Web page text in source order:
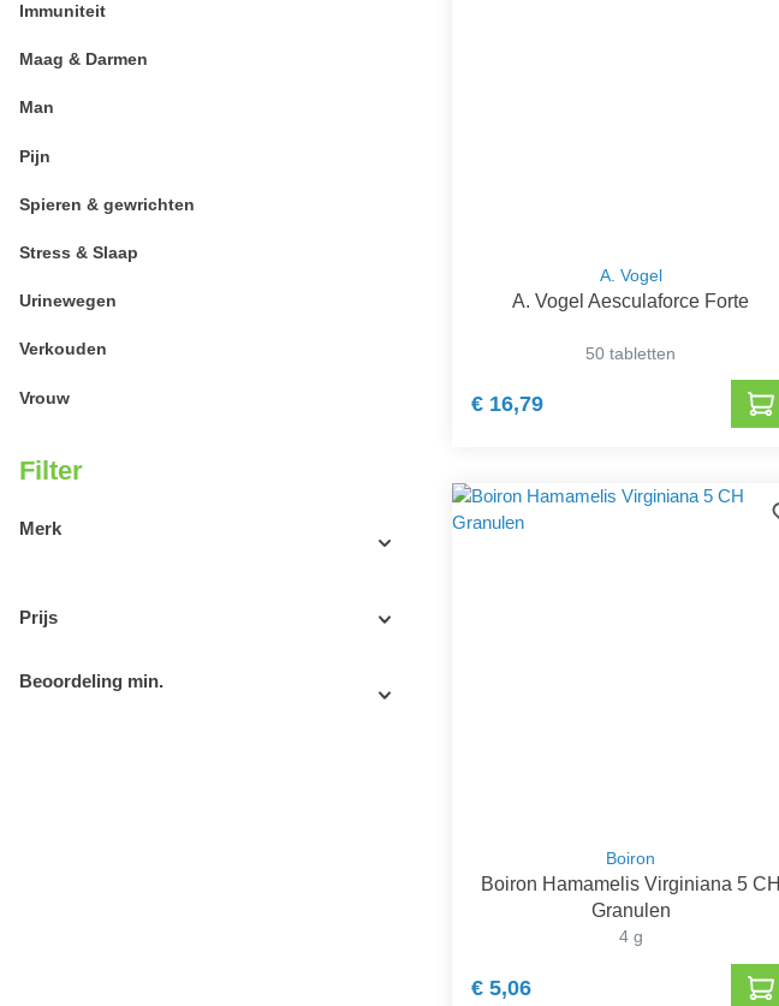
Immuniteit
Maag & Darmen
Man
Pijn
Spieren & gewrichten
Stress & Slaap
Urinewegen
Verkouden
Vrouw
Filter
Merk
Prijs
Beoordeling min.
A. Vogel
A. Vogel Aesculaforce Forte
50 tabletten
€ 16,79
Boiron
Boiron Hamamelis Virginiana 5 CH
Granulen
4 g
€ 5,06